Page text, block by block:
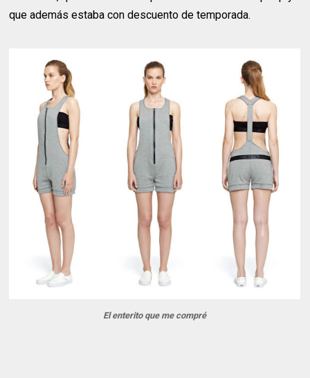
que además estaba con descuento de temporada.
El enterito que me compré